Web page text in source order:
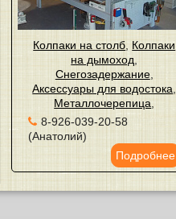
Колпаки на столб Колпаки
на дымоход
Снегозадержание,
Аксессуары для водостока
Металлочерепица
8-926-039-20-58
(Анатолий)
Подробнее